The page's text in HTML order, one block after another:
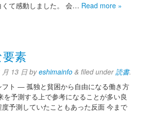
くて感動しました。 会… Read more »
素
13 日 byeshimainfo & filed under読書.
フト ― 孤独と貧困から自由になる働き方
予測する上で参考になることが多い良
予測していたこともあった反面 今まで